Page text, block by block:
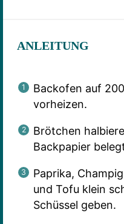
ANLEITUNG
Backofen auf
vorheizen.
Brötchen
Backpapier
Paprika,
und Tofu klein
Schüssel geben.